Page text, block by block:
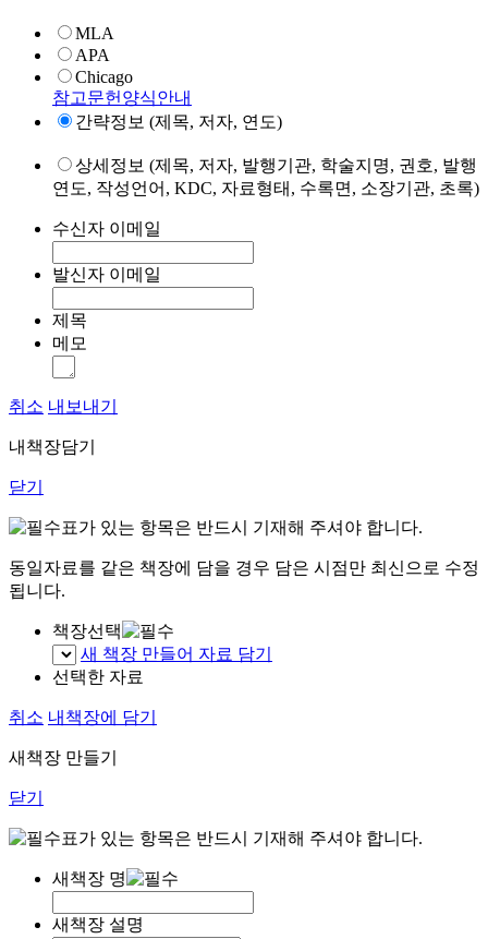
MLA
APA
Chicago
참고문헌양식안내
간략정보 (제목, 저자, 연도)
상세정보 (제목, 저자, 발행기관, 학술지명, 권호, 발행
연도, 작성언어, KDC, 자료형태, 수록면, 소장기관, 초록)
수신자 이메일
발신자 이메일
제목
메모
취소 내보내기
내책장담기
닫기
표가 있는 항목은 반드시 기재해 주셔야 합니다.
동일자료를 같은 책장에 담을 경우 담은 시점만 최신으로 수정
됩니다.
책장선택
새 책장 만들어 자료 담기
선택한 자료
취소 내책장에 담기
새책장 만들기
닫기
표가 있는 항목은 반드시 기재해 주셔야 합니다.
새책장 명
새책장 설명